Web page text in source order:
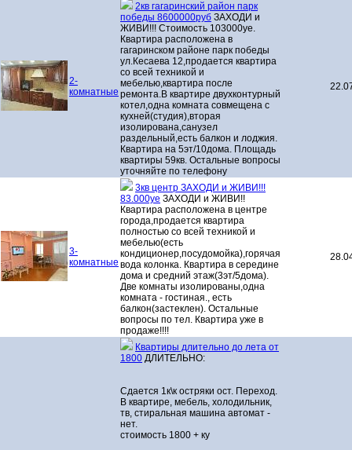
2-
комнатные
2кв гагаринский район парк
победы 8600000руб ЗАХОДИ и
ЖИВИ!!! Стоимость 103000уе.
Квартира расположена в
гагаринском районе парк победы
ул.Кесаева 12,продается квартира
со всей техникой и
мебелью,квартира после
ремонта.В квартире двухконтурный
котел,одна комната совмещена с
кухней(студия),вторая
изолирована,санузел
раздельный,есть балкон и лоджия.
Квартира на 5эт/10дома. Площадь
квартиры 59кв. Остальные вопросы
уточняйте по телефону
3-
комнатные
3кв центр ЗАХОДИ и ЖИВИ!!!
83.000уе ЗАХОДИ и ЖИВИ!!
Квартира расположена в центре
города,продается квартира
полностью со всей техникой и
мебелью(есть
кондиционер,посудомойка),горячая
вода колонка. Квартира в середине
дома и средний этаж(3эт/5дома).
Две комнаты изолированы,одна
комната - гостиная., есть
балкон(застеклен). Остальные
вопросы по тел. Квартира уже в
продаже!!!!
Квартиры длительно до лета от
1800 ДЛИТЕЛЬНО:
Сдается 1к\к остряки ост. Переход.
В квартире, мебель, холодильник,
тв, стиральная машина автомат -
нет.
стоимость 1800 + ку